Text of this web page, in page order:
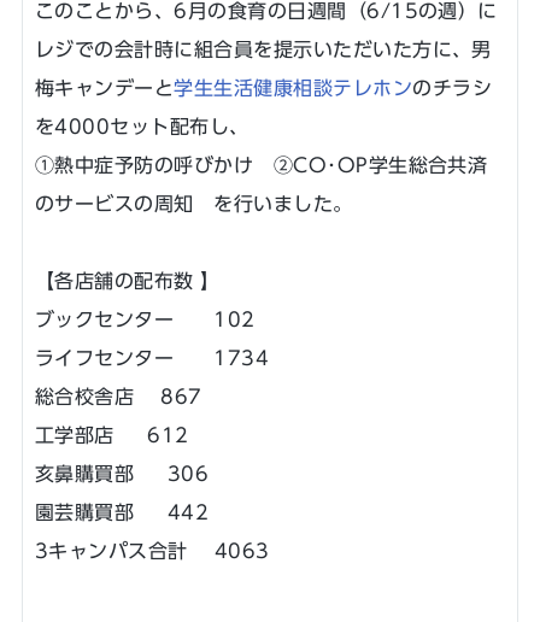
このことから、6月の食育の日週間（6/15の週）に
レジでの会計時に組合員を提示いただいた方に、男
梅キャンデーと学生生活健康相談テレホンのチラシ
を4000セット配布し、
①熱中症予防の呼びかけ ②CO･OP学生総合共済
のサービスの周知 を行いました。
【各店舗の配布数 】
ブックセンター 102
ライフセンター 1734
総合校舎店 867
工学部店 612
亥鼻購買部 306
園芸購買部 442
3キャンパス合計 4063